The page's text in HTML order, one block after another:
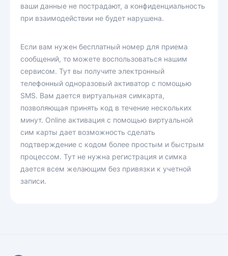
ваши данные не пострадают, а конфиденциальность
при взаимодействии не будет нарушена.
Если вам нужен бесплатный номер для приема
сообщений, то можете воспользоваться нашим
сервисом. Тут вы получите электронный
телефонный одноразовый активатор с помощью
SMS. Вам дается виртуальная симкарта,
позволяющая принять код в течение нескольких
минут. Online активация с помощью виртуальной
сим карты дает возможность сделать
подтверждение с кодом более простым и быстрым
процессом. Тут не нужна регистрация и симка
дается всем желающим без привязки к учетной
записи.